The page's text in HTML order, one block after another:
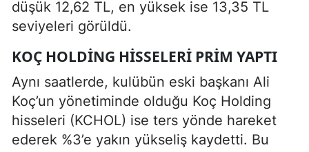
düşük 12,62 TL, en yüksek ise 13,35 TL
seviyeleri görüldü.
KOÇ HOLDING HISSELERI PRIM YAPTI
Aynı saatlerde, kulübün eski başkanı Ali
Koç’un yönetiminde olduğu Koç Holding
hisseleri (KCHOL) ise ters yönde hareket
ederek %3’e yakın yükseliş kaydetti. Bu